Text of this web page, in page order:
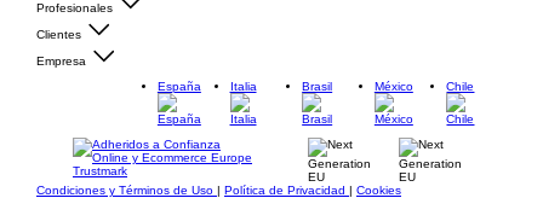
Profesionales
Clientes
Empresa
España
Italia Brasil México Chile
Condiciones y Términos de Uso | Política de Privacidad | Cookies